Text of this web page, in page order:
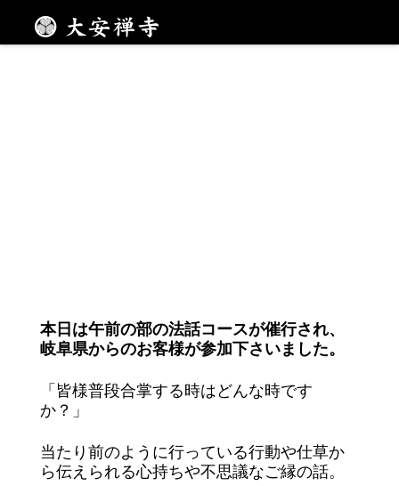
一に掃除 二に笑顔
本日は午前の部の法話コースが催行され、
岐阜県からのお客様が参加下さいました。
「皆様普段合掌する時はどんな時です
か？」
当たり前のように行っている行動や仕草か
ら伝えられる心持ちや不思議なご縁の話。